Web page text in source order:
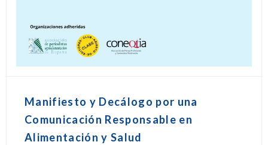
Manifiesto y Decálogo por una
Comunicación Responsable en
Alimentación y Salud